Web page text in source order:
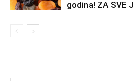
godina! ZA SVE